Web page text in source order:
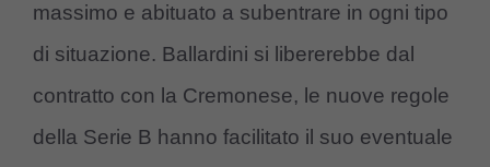
massimo e abituato a subentrare in ogni tipo
di situazione. Ballardini si libererebbe dal
contratto con la Cremonese, le nuove regole
della Serie B hanno facilitato il suo eventuale